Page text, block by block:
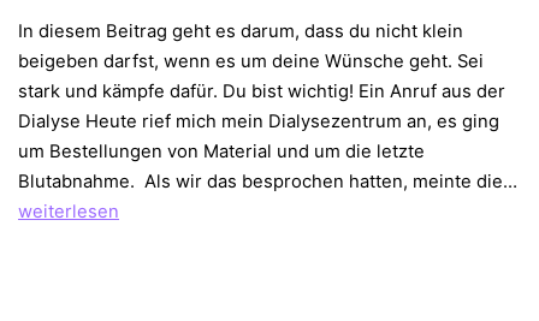
In diesem Beitrag geht es darum, dass du nicht klein
beigeben darfst, wenn es um deine Wünsche geht. Sei
stark und kämpfe dafür. Du bist wichtig! Ein Anruf aus der
Dialyse Heute rief mich mein Dialysezentrum an, es ging
um Bestellungen von Material und um die letzte
Blutabnahme. Als wir das besprochen hatten, meinte die…
Häufigere
weiterlesen